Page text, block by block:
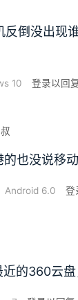
反倒没出现
10 登录以回
也没说移动
Android 6.0 登
的360云盘